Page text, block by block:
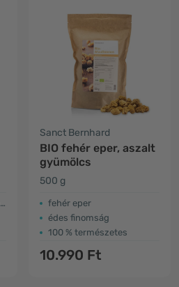
Sanct Bernhard
BIO fehér eper, aszalt
gyümölcs
500 g
fehér eper
édes finomság
100 % természetes
10.990 Ft